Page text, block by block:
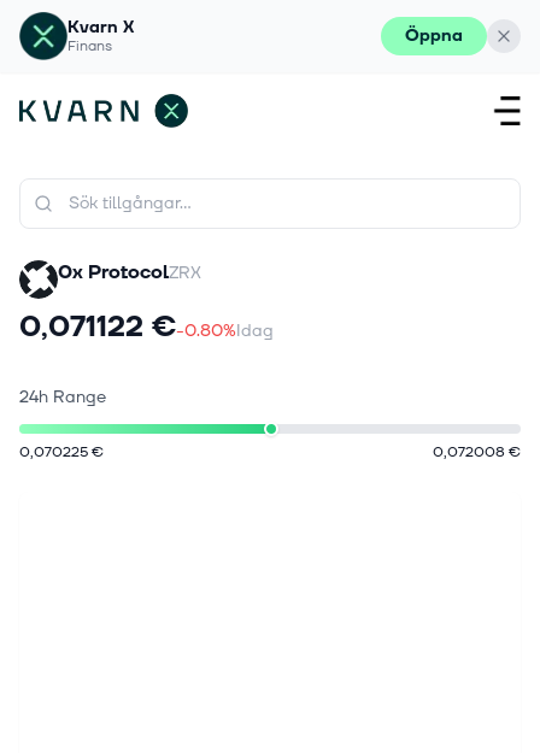
Kvarn X
Finans Öppna
0x ProtocolZRX
0,071122 €-0.80%Idag
24h Range
0,070225 € 0,072008 €